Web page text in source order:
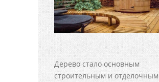
Дерево стало основным
строительным и отделочным